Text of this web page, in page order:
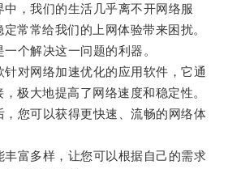
，我们的生活几乎离不开网络服
常常给我们的上网体验带来困扰。
解决这一问题的利器。
对网络加速优化的应用软件，它通
极大地提高了网络速度和稳定性。
您可以获得更快速、流畅的网络体
富多样，让您可以根据自己的需求